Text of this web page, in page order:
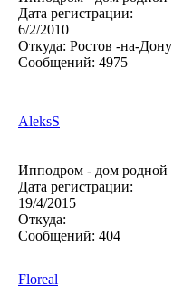
Дата регистрации:
6/2/2010
Откуда: Ростов -на-Дону
Сообщений: 4975
AleksS
Ипподром - дом родной
Дата регистрации:
19/4/2015
Откуда:
Сообщений: 404
Floreal